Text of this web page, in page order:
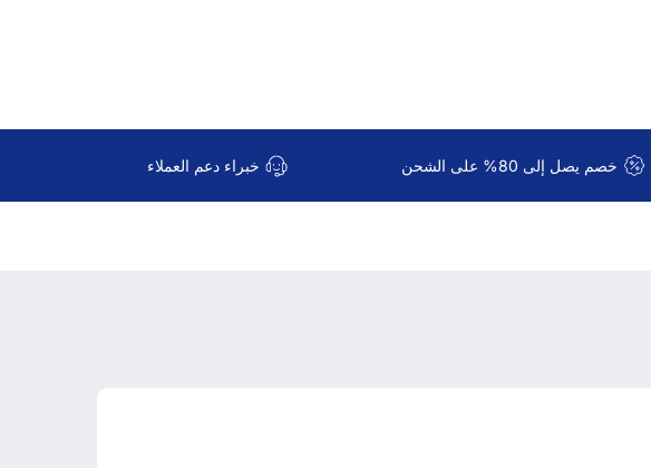
خصم يصل إلى 80% على الشحن خبراء دعم العملاء